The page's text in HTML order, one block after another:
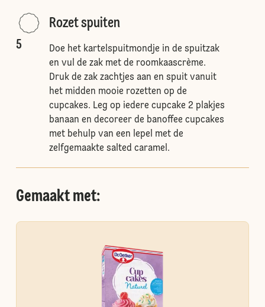
5
Rozet spuiten
Doe het kartelspuitmondje in de spuitzak
en vul de zak met de roomkaascrème.
Druk de zak zachtjes aan en spuit vanuit
het midden mooie rozetten op de
cupcakes. Leg op iedere cupcake 2 plakjes
banaan en decoreer de banoffee cupcakes
met behulp van een lepel met de
zelfgemaakte salted caramel.
Gemaakt met: